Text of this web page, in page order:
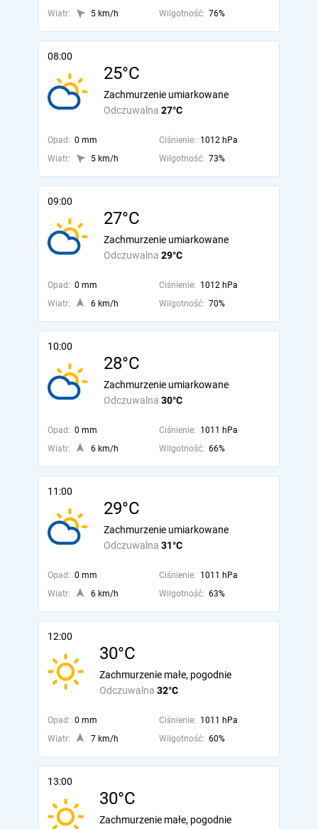
Wiatr: 5 km/h Wilgotność: 76%
08:00
25°C
Odczuwalna 27°C
Zachmurzenie umiarkowane
Opad: 0 mm Ciśnienie: 1012 hPa
Wiatr:
5 km/h Wilgotność: 73%
09:00
27°C
Odczuwalna 29°C
Zachmurzenie umiarkowane
Opad: 0 mm Ciśnienie: 1012 hPa
Wiatr:
6 km/h Wilgotność: 70%
10:00
28°C
Odczuwalna 30°C
Zachmurzenie umiarkowane
Opad: 0 mm Ciśnienie: 1011 hPa
Wiatr:
6 km/h Wilgotność: 66%
11:00
29°C
Odczuwalna 31°C
Zachmurzenie umiarkowane
Opad: 0 mm Ciśnienie: 1011 hPa
Wiatr:
6 km/h Wilgotność: 63%
12:00
30°C
Odczuwalna 32°C
Zachmurzenie małe, pogodnie
Opad: 0 mm Ciśnienie: 1011 hPa
Wiatr:
7 km/h Wilgotność: 60%
13:00
30°C
Zachmurzenie małe, pogodnie